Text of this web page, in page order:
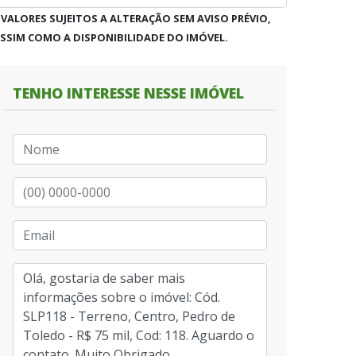
SUJEITOS A ALTERAÇÃO SEM AVISO PRÉVIO,
COMO A DISPONIBILIDADE DO IMÓVEL.
TENHO INTERESSE NESSE IMÓVEL